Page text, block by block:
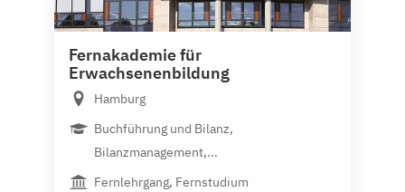
Fernakademie für
Erwachsenenbildung
Hamburg
Buchführung und Bilanz,
Bilanzmanagement,...
Fernlehrgang, Fernstudium